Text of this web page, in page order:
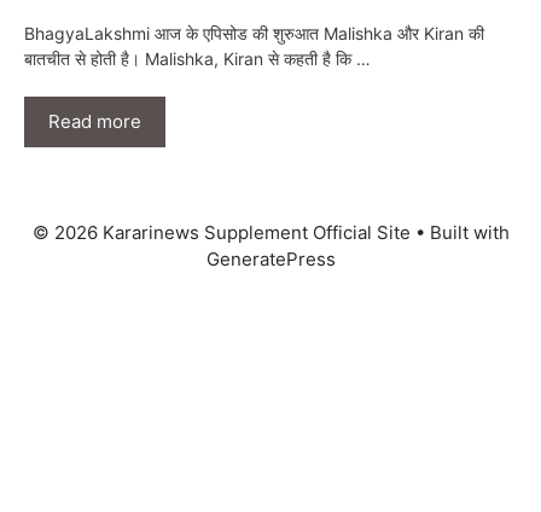
BhagyaLakshmi आज के एपिसोड की शुरुआत Malishka और Kiran की
बातचीत से होती है। Malishka, Kiran से कहती है कि …
Read more
© 2026 Kararinews Supplement Official Site • Built with
GeneratePress